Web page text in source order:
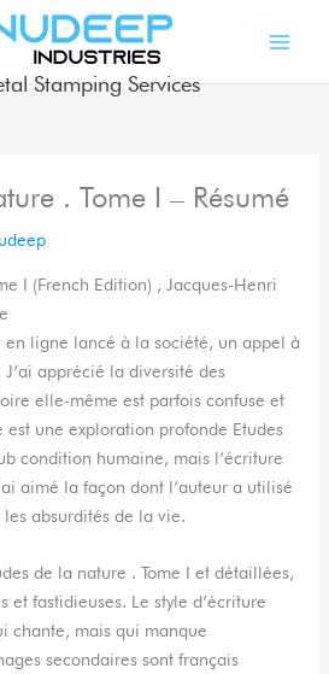
Stamping Services
. Tome I – Résumé
I (French Edition) , Jacques-Henri
en ligne lancé à la société, un appel à
apprécié la diversité des
elle-même est parfois confuse et
une exploration profonde Etudes
condition humaine, mais l’écriture
aimé la façon dont l’auteur a utilisé
absurdités de la vie.
de la nature . Tome I et détaillées,
et fastidieuses. Le style d’écriture
chante, mais qui manque
secondaires sont français